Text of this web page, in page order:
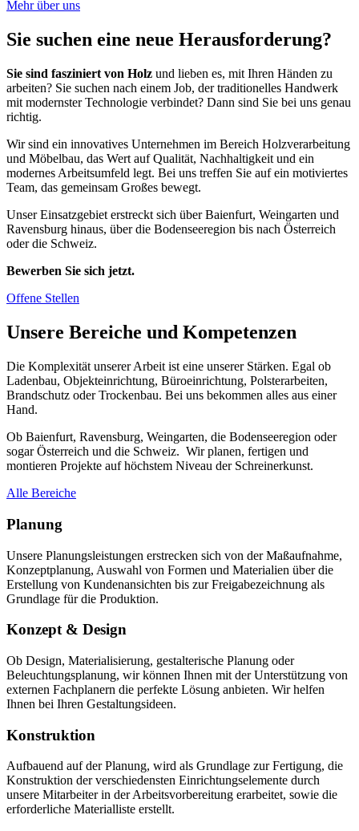
Mehr über uns
Sie suchen eine neue Herausforderung?
Sie sind fasziniert von Holz und lieben es, mit Ihren Händen zu
arbeiten? Sie suchen nach einem Job, der traditionelles Handwerk
mit modernster Technologie verbindet? Dann sind Sie bei uns genau
richtig.
Wir sind ein innovatives Unternehmen im Bereich Holzverarbeitung
und Möbelbau, das Wert auf Qualität, Nachhaltigkeit und ein
modernes Arbeitsumfeld legt. Bei uns treffen Sie auf ein motiviertes
Team, das gemeinsam Großes bewegt.
Unser Einsatzgebiet erstreckt sich über Baienfurt, Weingarten und
Ravensburg hinaus, über die Bodenseeregion bis nach Österreich
oder die Schweiz.
Bewerben Sie sich jetzt.
Offene Stellen
Unsere Bereiche und Kompetenzen
Die Komplexität unserer Arbeit ist eine unserer Stärken. Egal ob
Ladenbau, Objekteinrichtung, Büroeinrichtung, Polsterarbeiten,
Brandschutz oder Trockenbau. Bei uns bekommen alles aus einer
Hand.
Ob Baienfurt, Ravensburg, Weingarten, die Bodenseeregion oder
sogar Österreich und die Schweiz. Wir planen, fertigen und
montieren Projekte auf höchstem Niveau der Schreinerkunst.
Alle Bereiche
Planung
Unsere Planungsleistungen erstrecken sich von der Maßaufnahme,
Konzeptplanung, Auswahl von Formen und Materialien über die
Erstellung von Kundenansichten bis zur Freigabezeichnung als
Grundlage für die Produktion.
Konzept & Design
Ob Design, Materialisierung, gestalterische Planung oder
Beleuchtungsplanung, wir können Ihnen mit der Unterstützung von
externen Fachplanern die perfekte Lösung anbieten. Wir helfen
Ihnen bei Ihren Gestaltungsideen.
Konstruktion
Aufbauend auf der Planung, wird als Grundlage zur Fertigung, die
Konstruktion der verschiedensten Einrichtungselemente durch
unsere Mitarbeiter in der Arbeitsvorbereitung erarbeitet, sowie die
erforderliche Materialliste erstellt.